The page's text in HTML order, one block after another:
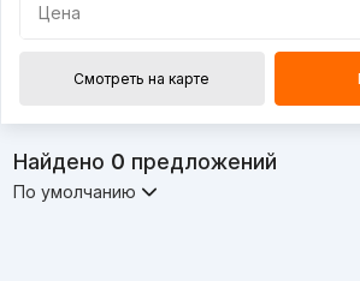
Цена
Смотреть на карте
Найдено 0 предложений
По умолчанию